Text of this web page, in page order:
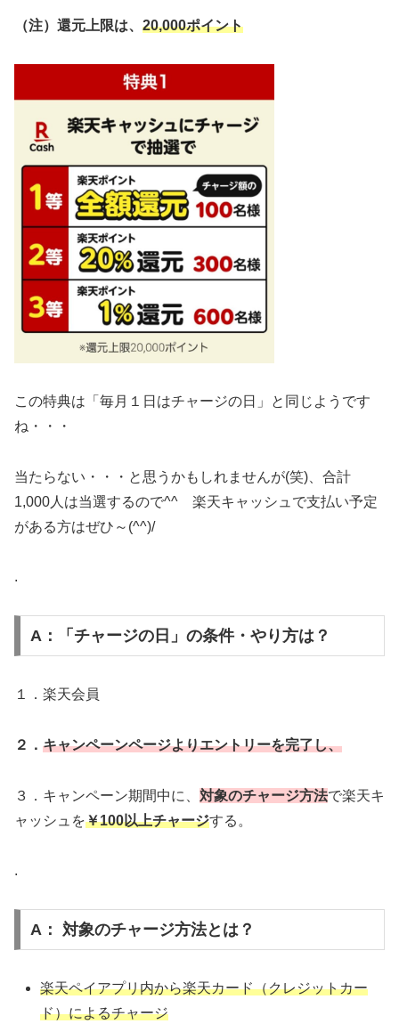
（注）還元上限は、 20,000ポイント
この特典は「毎月１日はチャージの日」と同じようです
ね・・・
当たらない・・・と思うかもしれませんが(笑)、合計
1,000人は当選するので^^ 楽天キャッシュで支払い予定
がある方はぜひ～(^^)/
.
A：「チャージの日」の条件・やり方は？
１．楽天会員
２． キャンペーンページよりエントリーを完了し、
３．キャンペーン期間中に、 対象のチャージ方法で楽天キ
ャッシュを￥100以上チャージする。
.
A： 対象のチャージ方法とは？
楽天ペイアプリ内から楽天カード（クレジットカー
ド）によるチャージ